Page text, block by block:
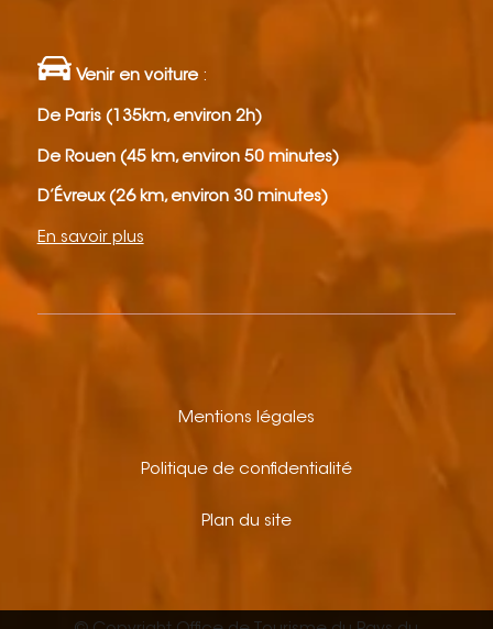
Venir en voiture:
De Paris (135km, environ 2h)
De Rouen (45 km, environ 50 minutes)
D’Évreux (26 km, environ 30 minutes)
En savoir plus
Mentions légales
Politique de confidentialité
Plan du site